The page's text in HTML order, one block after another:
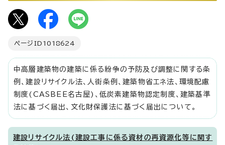
ページID 1018624
中高層建築物の建築に係る紛争の予防及び調整に関する条
例、建設リサイクル法、人街条例、建築物省エネ法、環境配慮
制度(CASBEE名古屋)、低炭素建築物認定制度、建築基準
法に基づく届出、文化財保護法に基づく届出について。
建設リサイクル法(建設工事に係る資材の再資源化等に関す